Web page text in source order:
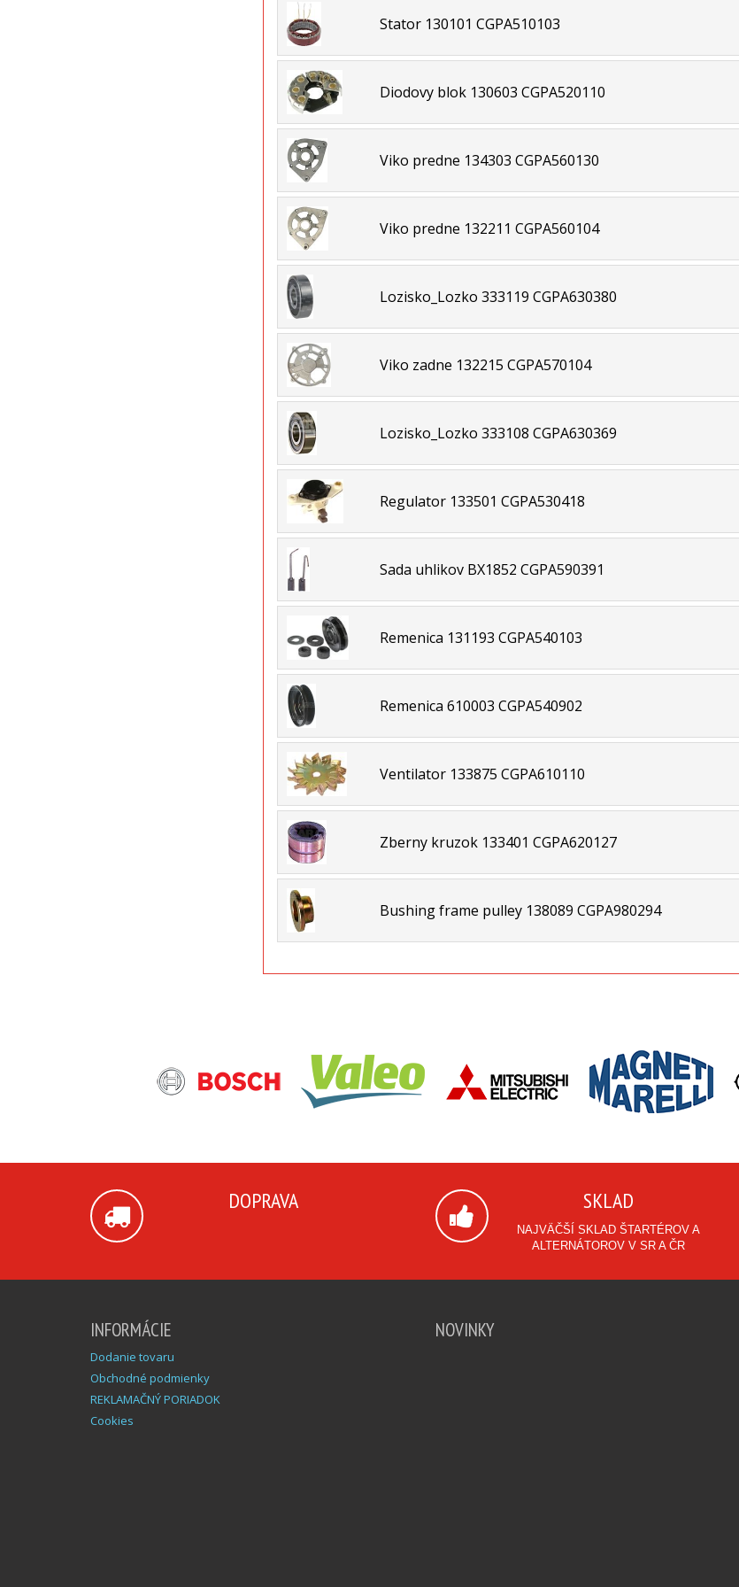
Stator 130101 CGPA510103
Diodovy blok 130603 CGPA520110
Viko predne 134303 CGPA560130
Viko predne 132211 CGPA560104
Lozisko_Lozko 333119 CGPA630380
Viko zadne 132215 CGPA570104
Lozisko_Lozko 333108 CGPA630369
Regulator 133501 CGPA530418
Sada uhlikov BX1852 CGPA590391
Remenica 131193 CGPA540103
Remenica 610003 CGPA540902
Ventilator 133875 CGPA610110
Zberny kruzok 133401 CGPA620127
Bushing frame pulley 138089 CGPA980294
DOPRAVA SKLAD
NAJVÄČŠÍ SKLAD ŠTARTÉROV A
ALTERNÁTOROV V SR A ČR
INFORMÁCIE
Dodanie tovaru
Obchodné podmienky
REKLAMAČNÝ PORIADOK
Cookies
NOVINKY